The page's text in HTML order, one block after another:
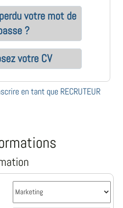
votre mot de
?
votre CV
en tant que RECRUTEUR